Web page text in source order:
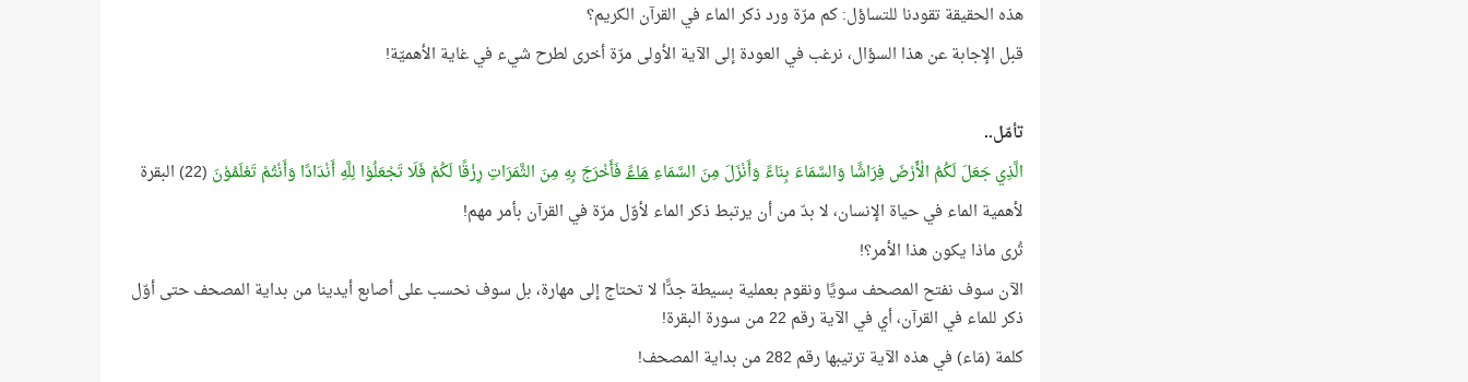
هذه الحقيقة تقودنا للتساؤل: كم مرّة ورد ذكر الماء في القرآن الكريم؟
قبل الإجابة عن هذا السؤال، نرغب في العودة إلى الآية الأولى مرّة أخرى لطرح شيء في غاية الأهميّة!
تأمّل..
الَّذِي جَعَلَ لَكُمُ الْأَرْضَ فِرَاشًا وَالسَّمَاءَ بِنَاءً وَأَنْزَلَ مِنَ السَّمَاءِمَاءًفَأَخْرَجَ بِهِ مِنَ الثَّمَرَاتِ رِزْقًا لَكُمْ فَلَا تَجْعَلُوْا لِلَّهِ أَنْدَادًا وَأَنْتُمْ تَعْلَمُوْنَ (22) البقرة
لأهمية الماء في حياة الإنسان، لا بدّ من أن يرتبط ذكر الماء لأوّل مرّة في القرآن بأمر مهم!
تُرى ماذا يكون هذا الأمر؟!
الآن سوف نفتح المصحف سويًا ونقوم بعملية بسيطة جدًّا لا تحتاج إلى مهارة، بل سوف نحسب على أصابع أيدينا من بداية المصحف حتى أوّل
ذكر للماء في القرآن، أي في الآية رقم 22 من سورة البقرة!
كلمة (مَاء) في هذه الآية ترتيبها رقم 282 من بداية المصحف!